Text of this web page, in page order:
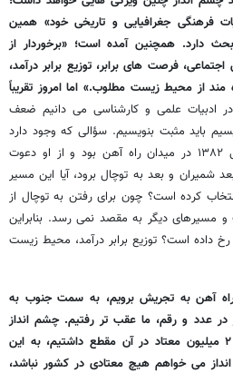
فرهنگی جغرافیایی و تاریخی خود» همین
دارد. همچنین آمده است؛ «برخوردار از
فرصت های برابر، توزیع برابر درآمد،
از محیط زیست مطلوب.» اما امروز تقریباً
در ادبیات علمی و کارشناسی می دانیم ضعف
باید مثبت بنویسیم. سؤالی که وجود دارد
این است که ستاری‌فر اگر در سال ۱۳۸۲ در میدان راه آهن بود و از او دعوت
شمیران و بعد به توچال برود، آیا این مسیر
کرده است؟ چون برای رفتن به توچال از
مسیرهای دیگر به مقصد نمی رسد. بنابراین
داده است؟ توزیع برابر درآمد، محیط زیست
آهن به تجریش برویم، به سمت جنوب به
عدد و رقم، ما عقب تر رفتیم. چشم انداز
رویکرد اثباتی دارد. برای مثال اگر ۲ میلیون معتاد در آن مقطع داشتیم، به این
می خواهم هیچ معتادی در کشور نباشد،